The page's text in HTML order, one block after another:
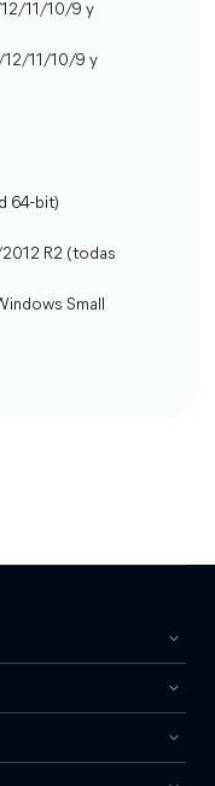
11/10/9 y
11/10/9 y
64-bit)
R2 (todas
Small